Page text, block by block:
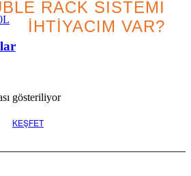
gösteriliyor
RACK SISTEMI
İHTİYACIM VAR?
en iyi seçeneği
KEŞFET